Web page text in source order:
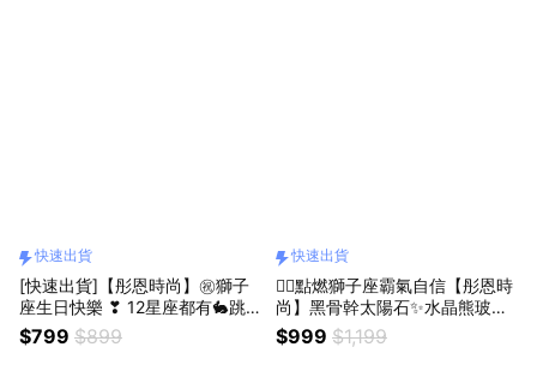
快速出貨
[快速出貨]【彤恩時尚】㊗️獅子
座生日快樂 ❣ 12星座都有🐇跳
躍兔燈座 高級白水晶 🍀LINE禮
物獨家限定 | 生日禮物 情人節禮
$799 $899
快速出貨
❤️‍🔥點燃獅子座霸氣自信【彤恩時
尚】黑骨幹太陽石✨水晶熊玻璃
罩燈座▸處女座 極光超七🎁生日
禮物 情人節禮物『LINE禮物獨
$999 $1,199